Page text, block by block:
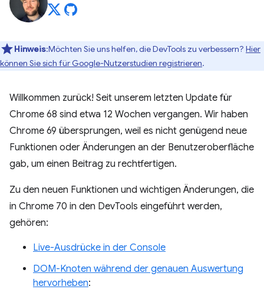
Hinweis:Möchten Sie uns helfen, die DevTools zu verbessern? Hier
können Sie sich für Google-Nutzerstudien registrieren.
Willkommen zurück! Seit unserem letzten Update für
Chrome 68 sind etwa 12 Wochen vergangen. Wir haben
Chrome 69 übersprungen, weil es nicht genügend neue
Funktionen oder Änderungen an der Benutzeroberfläche
gab, um einen Beitrag zu rechtfertigen.
Zu den neuen Funktionen und wichtigen Änderungen, die
in Chrome 70 in den DevTools eingeführt werden,
gehören:
Live-Ausdrücke in der Console
DOM-Knoten während der genauen Auswertung
hervorheben: